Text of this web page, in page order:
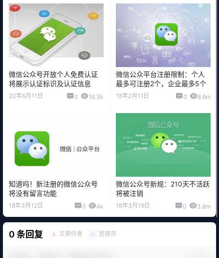
微信公众号开放个人免费认证
将展示认证标识及认证信息
20年6月11日 0 16.3k
微信公众平台注册限制：个人
最多可注册2个，企业最多5个
18年2月11日 0 8.6m
知道吗！新注册的微信公众号
将没有留言功能
18年3月12日 0 4k
微信公众号新规：210天不活跃
将被注销
18年3月19日 0 3.8m
0 条回复 A 文章作者 M 管理员